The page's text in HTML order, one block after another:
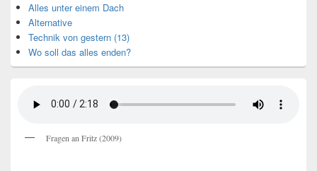
Alles unter einem Dach
Alternative
Technik von gestern (13)
Wo soll das alles enden?
Fragen an Fritz (2009)